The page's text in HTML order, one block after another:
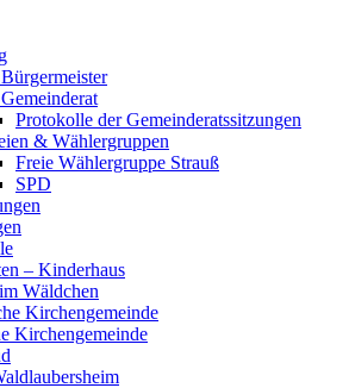
Protokolle der Gemeinderatssitzungen
& Wählergruppen
Freie Wählergruppe Strauß
SPD
– Kinderhaus
Wäldchen
Kirchengemeinde
Kirchengemeinde